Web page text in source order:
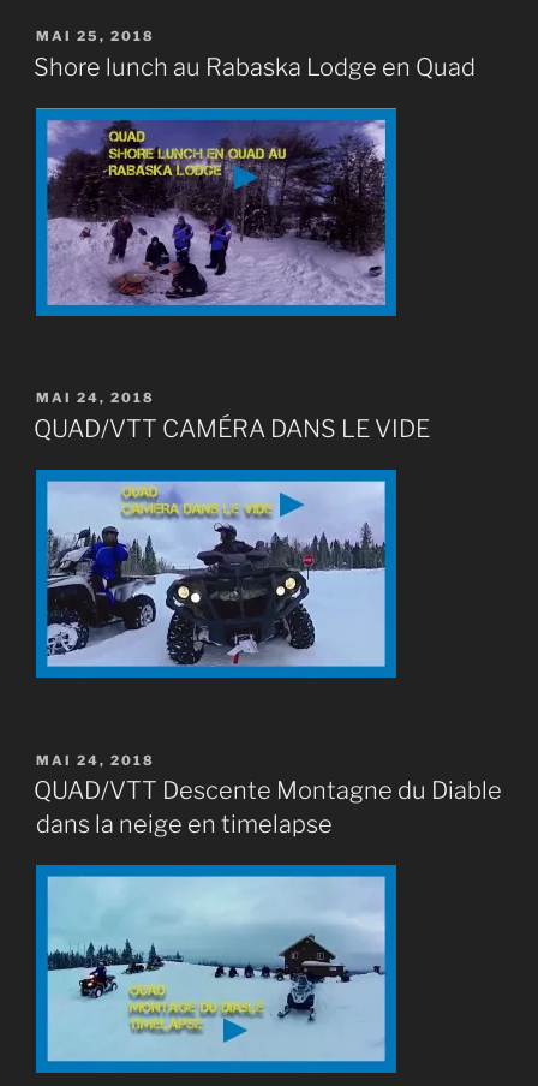
PUBLIÉ
LE
MAI 25, 2018
Shore lunch au Rabaska Lodge en Quad
PUBLIÉ
LE
MAI 24, 2018
QUAD/VTT CAMÉRA DANS LE VIDE
PUBLIÉ
LE
MAI 24, 2018
QUAD/VTT Descente Montagne du Diable
dans la neige en timelapse